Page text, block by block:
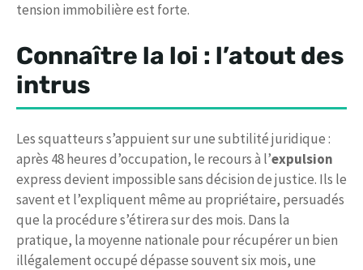
tension immobilière est forte.
Connaître la loi : l’atout des
intrus
Les squatteurs s’appuient sur une subtilité juridique :
après 48 heures d’occupation, le recours à l’expulsion
express devient impossible sans décision de justice. Ils le
savent et l’expliquent même au propriétaire, persuadés
que la procédure s’étirera sur des mois. Dans la
pratique, la moyenne nationale pour récupérer un bien
illégalement occupé dépasse souvent six mois, une